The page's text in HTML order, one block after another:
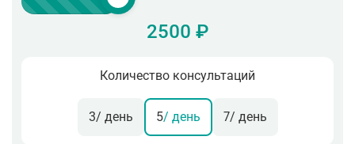
2500 ₽
Количество консультаций
3/ день 5/ день 7/ день